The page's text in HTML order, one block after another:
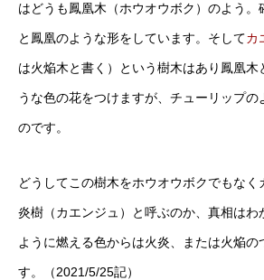
はどうも鳳凰木（ホウオウボク）のよう。
と鳳凰のような形をしています。そしてカ
は火焔木と書く）という樹木はあり鳳凰木
うな色の花をつけますが、チューリップの
のです。
どうしてこの樹木をホウオウボクでもなく
炎樹（カエンジュ）と呼ぶのか、真相はわ
ように燃える色からは火炎、または火焔の
す。（2021/5/25記）